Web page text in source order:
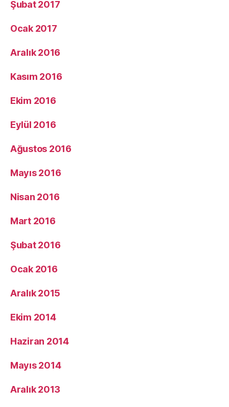
Şubat 2017
Ocak 2017
Aralık 2016
Kasım 2016
Ekim 2016
Eylül 2016
Ağustos 2016
Mayıs 2016
Nisan 2016
Mart 2016
Şubat 2016
Ocak 2016
Aralık 2015
Ekim 2014
Haziran 2014
Mayıs 2014
Aralık 2013